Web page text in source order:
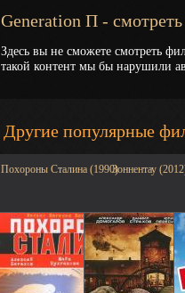
Generation П -
Здесь вы не сможете смотреть
такой контент мы бы нарушили
Другие популярные
Похороны Сталина (1990)Зоннентау